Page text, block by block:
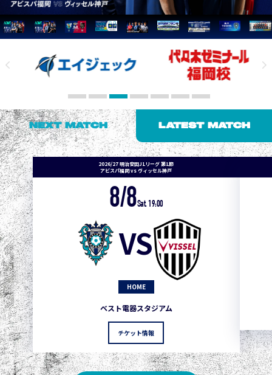
NEXT MATCH LATEST MATCH
2026/27 明治安田J1リーグ 第1節
アビスパ福岡 vs ヴィッセル神戸
8/8Sat. 19:00
VS
HOME
ベスト電器スタジアム
チケット情報